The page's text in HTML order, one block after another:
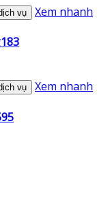
vụ Xem nhanh
vụ Xem nhanh